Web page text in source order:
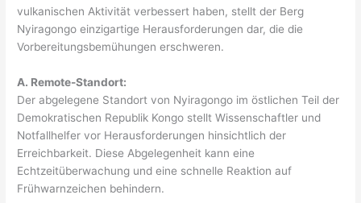
vulkanischen Aktivität verbessert haben, stellt der Berg
Nyiragongo einzigartige Herausforderungen dar, die die
Vorbereitungsbemühungen erschweren.
A. Remote-Standort:
Der abgelegene Standort von Nyiragongo im östlichen Teil der
Demokratischen Republik Kongo stellt Wissenschaftler und
Notfallhelfer vor Herausforderungen hinsichtlich der
Erreichbarkeit. Diese Abgelegenheit kann eine
Echtzeitüberwachung und eine schnelle Reaktion auf
Frühwarnzeichen behindern.